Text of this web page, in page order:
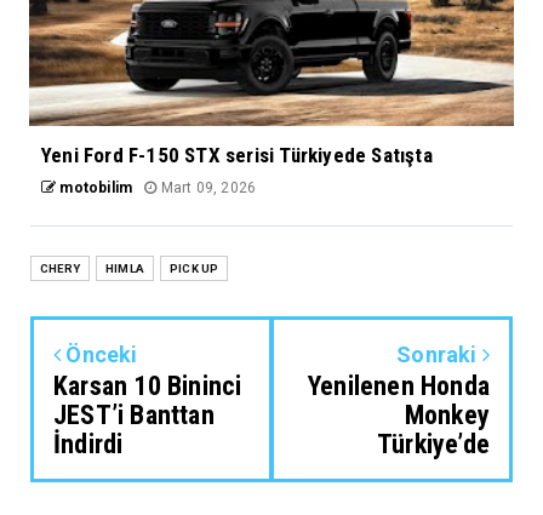
Yeni Ford F-150 STX serisi Türkiyede Satışta
motobilim Mart 09, 2026
CHERY HIMLA PICK UP
Önceki
Karsan 10 Bininci
JEST’i Banttan
İndirdi
Sonraki
Yenilenen Honda
Monkey
Türkiye’de